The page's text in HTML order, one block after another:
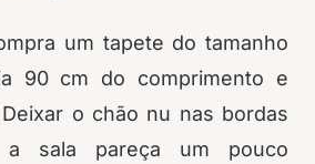
um tapete do tamanho
90 cm do comprimento e
o chão nu nas bordas
sala pareça um pouco